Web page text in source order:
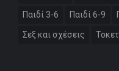
Παιδί 3-6 Παιδί 6-9
Σεξ και σχέσεις